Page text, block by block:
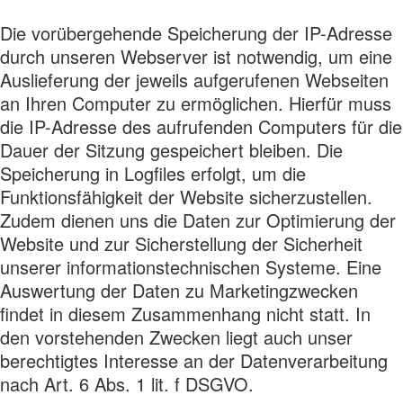
Die vorübergehende Speicherung der IP-Adresse
durch unseren Webserver ist notwendig, um eine
Auslieferung der jeweils aufgerufenen Webseiten
an Ihren Computer zu ermöglichen. Hierfür muss
die IP-Adresse des aufrufenden Computers für die
Dauer der Sitzung gespeichert bleiben. Die
Speicherung in Logfiles erfolgt, um die
Funktionsfähigkeit der Website sicherzustellen.
Zudem dienen uns die Daten zur Optimierung der
Website und zur Sicherstellung der Sicherheit
unserer informationstechnischen Systeme. Eine
Auswertung der Daten zu Marketingzwecken
findet in diesem Zusammenhang nicht statt. In
den vorstehenden Zwecken liegt auch unser
berechtigtes Interesse an der Datenverarbeitung
nach Art. 6 Abs. 1 lit. f DSGVO.